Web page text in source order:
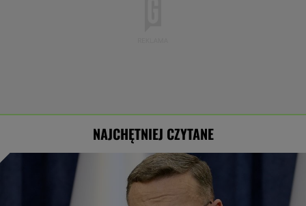
NAJCHĘTNIEJ CZYTANE